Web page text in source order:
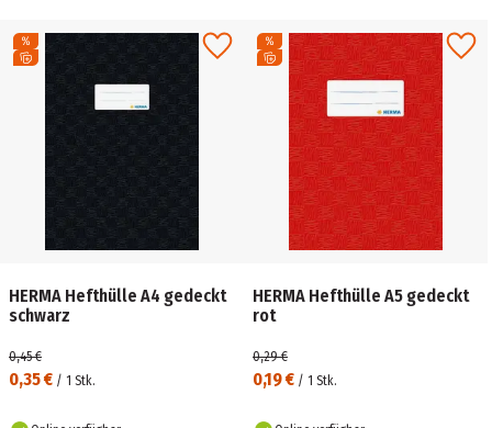
HERMA Hefthülle A4 gedeckt
schwarz
0,35 € / 1 Stk.
0,45 €
HERMA Hefthülle A5 gedeckt
rot
0,19 € / 1 Stk.
0,29 €